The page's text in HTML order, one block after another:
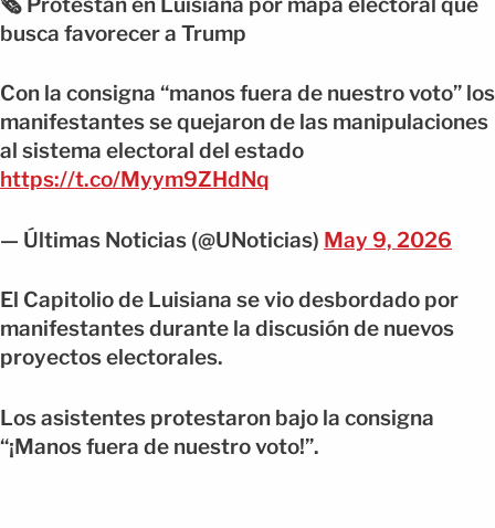
busca favorecer a Trump
Con la consigna “manos fuera de nuestro voto” los
manifestantes se quejaron de las manipulaciones
al sistema electoral del estado
https://t.co/Myym9ZHdNq
— Últimas Noticias (@UNoticias) May 9, 2026
El Capitolio de Luisiana se vio desbordado por
manifestantes durante la discusión de nuevos
proyectos electorales.
Los asistentes protestaron bajo la consigna
“¡Manos fuera de nuestro voto!”.